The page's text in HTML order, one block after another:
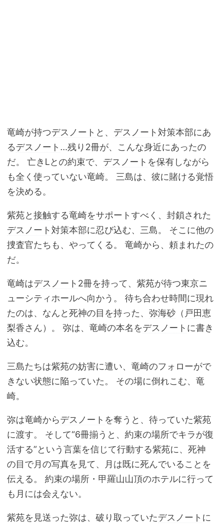
竜崎が持つデスノート と、 デスノート 対策本部にあ
るデスノート …残り2冊が、こんな身近にあったの
だ。 亡きLとの約束で、 デスノート を保有しながら
も全く使っていない竜崎。 三島は、彼に賭ける覚悟
を決める。
紫苑と接触する竜崎をサポートすべく、封鎖された
デスノート 対策本部に忍び込む、三島。 そこに他の
捜査官たちも、やってくる。 竜崎から、頼まれたの
だ。
竜崎はデスノート 2冊を持って、紫苑が待つ東京ニ
ューシティホールへ向かう。 待ち合わせ時間に現れ
たのは、なんと死神の目を持った、 弥海砂 （ 戸田恵
梨香さん）。 弥は、竜崎の本名をデスノート に書き
込む。
三島たちは紫苑の妨害に遭い、竜崎のフォローがで
きない状態に陥っていた。 その場に倒れこむ、竜
崎。
弥は竜崎からデスノート を奪うと、待っていた紫苑
に渡す。 そして“6冊揃うと、約束の場所でキラが復
活する”という言葉を信じて行動する紫苑に、死神
の目で月の写真を見て、月は既に死んでいることを
伝える。 約束の場所・甲羅山山頂のホテルに行って
も月には会えない。
紫苑を見送った弥は、破り取っていたデスノート に